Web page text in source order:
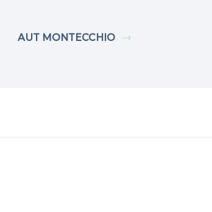
AUT MONTECCHIO